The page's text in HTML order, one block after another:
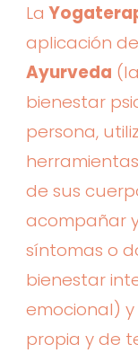
La
aplicación
Ayurveda
bienestar
persona,
de sus
acompañar
síntomas o
bienestar
emocional)
propia y de